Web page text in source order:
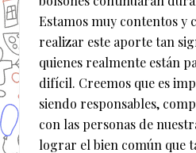
Estamos muy contentos y
realizar este aporte tan
quienes realmente están
difícil. Creemos que es
siendo responsables,
con las personas de
lograr el bien común que